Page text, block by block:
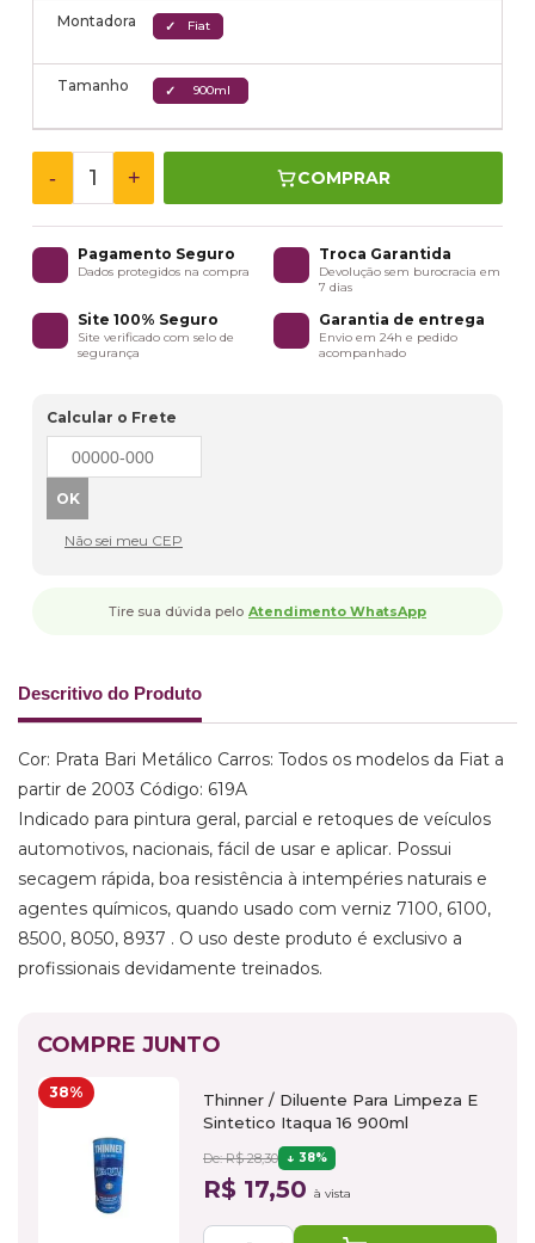
Montadora Fiat
Tamanho 900ml
- + COMPRAR
Pagamento Seguro
Dados protegidos na compra
Troca Garantida
Devolução sem burocracia em
7 dias
Site 100% Seguro
Site verificado com selo de
segurança
Garantia de entrega
Envio em 24h e pedido
acompanhado
Calcular o Frete
Não sei meu CEP
Tire sua dúvida pelo Atendimento WhatsApp
Descritivo do Produto
Cor: Prata Bari Metálico Carros: Todos os modelos da Fiat a
partir de 2003 Código: 619A
Indicado para pintura geral, parcial e retoques de veículos
automotivos, nacionais, fácil de usar e aplicar. Possui
secagem rápida, boa resistência à intempéries naturais e
agentes químicos, quando usado com verniz 7100, 6100,
8500, 8050, 8937 . O uso deste produto é exclusivo a
profissionais devidamente treinados.
COMPRE JUNTO
38%
Thinner / Diluente Para Limpeza E
Sintetico Itaqua 16 900ml
De: R$ 28,30 38%
R$ 17,50 à vista